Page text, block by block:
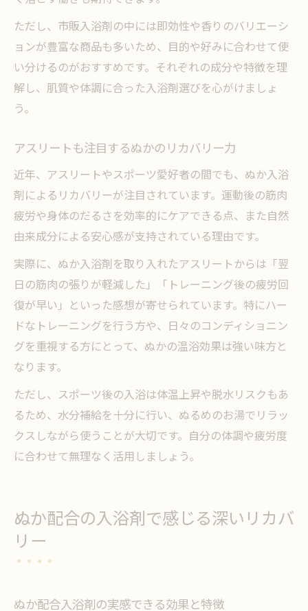
ただし、市販入浴剤の中には即効性や香りのバリエーシ
ョンが豊富な商品も多いため、目的や好みに合わせて使
い分けるのがおすすめです。それぞれの成分や特徴を理
解し、肌質や体調に合った入浴剤選びを心がけましょ
う。
アスリートも注目するぬかのリカバリー力
近年、アスリートやスポーツ愛好者の間でも、ぬか入浴
剤によるリカバリーが注目されています。運動後の筋肉
疲労や身体のだるさを効率的にケアできる点、また自然
由来成分による安心感が支持されている理由です。
実際に、ぬか入浴剤を取り入れたアスリートからは「翌
日の筋肉の張りが軽減した」「トレーニング後の疲労回
復が早い」といった感想が寄せられています。特にハー
ドなトレーニングを行う方や、日々のコンディショニン
グを重視する方にとって、ぬかの温浴効果は強い味方と
なります。
ただし、スポーツ後の入浴は体温上昇や脱水リスクもあ
るため、水分補給を十分に行い、ぬるめのお湯でリラッ
クスしながら使うことが大切です。自分の体調や疲労度
に合わせて無理なく活用しましょう。
ぬか配合の入浴剤で感じる深いリカバ
リー
ぬか配合入浴剤の実感できる効果と特徴